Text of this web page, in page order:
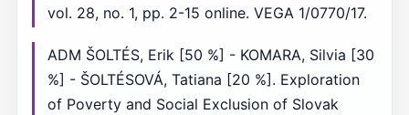
vol. 28, no. 1, pp. 2-15 online. VEGA 1/0770/17.
ADM ŠOLTÉS, Erik [50 %] - KOMARA, Silvia [30
%] - ŠOLTÉSOVÁ, Tatiana [20 %]. Exploration
of Poverty and Social Exclusion of Slovak